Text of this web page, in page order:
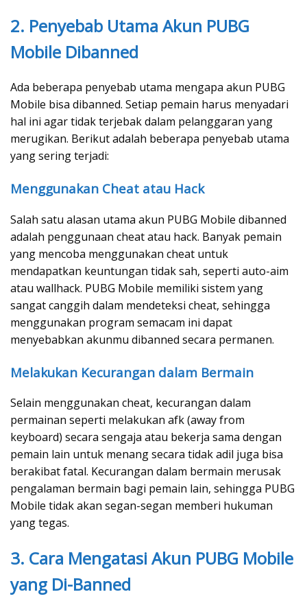
2. Penyebab Utama Akun PUBG
Mobile Dibanned
Ada beberapa penyebab utama mengapa akun PUBG
Mobile bisa dibanned. Setiap pemain harus menyadari
hal ini agar tidak terjebak dalam pelanggaran yang
merugikan. Berikut adalah beberapa penyebab utama
yang sering terjadi:
Menggunakan Cheat atau Hack
Salah satu alasan utama akun PUBG Mobile dibanned
adalah penggunaan cheat atau hack. Banyak pemain
yang mencoba menggunakan cheat untuk
mendapatkan keuntungan tidak sah, seperti auto-aim
atau wallhack. PUBG Mobile memiliki sistem yang
sangat canggih dalam mendeteksi cheat, sehingga
menggunakan program semacam ini dapat
menyebabkan akunmu dibanned secara permanen.
Melakukan Kecurangan dalam Bermain
Selain menggunakan cheat, kecurangan dalam
permainan seperti melakukan afk (away from
keyboard) secara sengaja atau bekerja sama dengan
pemain lain untuk menang secara tidak adil juga bisa
berakibat fatal. Kecurangan dalam bermain merusak
pengalaman bermain bagi pemain lain, sehingga PUBG
Mobile tidak akan segan-segan memberi hukuman
yang tegas.
3. Cara Mengatasi Akun PUBG Mobile
yang Di-Banned